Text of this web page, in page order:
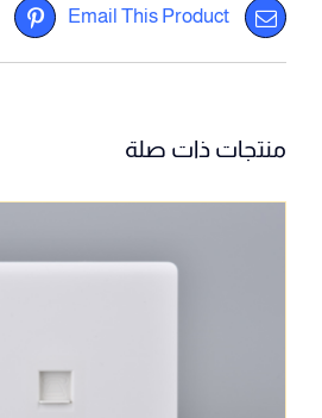
Email This Product
منتجات ذات صلة